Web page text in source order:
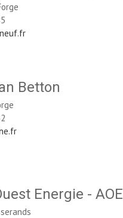
Betton
Energie - AOE